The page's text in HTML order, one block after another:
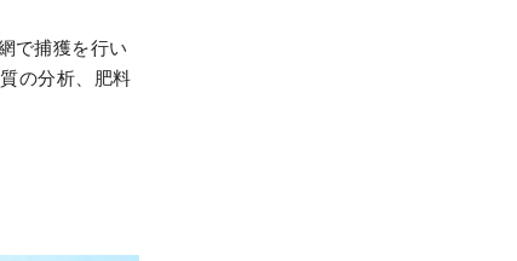
で捕獲を行い
の分析、肥料